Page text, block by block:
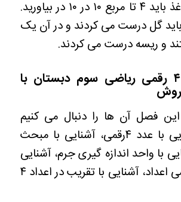
گفتیم با یک کاغذ باید ۴ تا مربع ۱۰ در ۱۰ در بیاورید.
باید گل درست می کردند و در آن یک
و ریسه درست می کردند.
آموزش اعدد ۴ رقمی ریاضی سوم دبستان با
فصل آن ها را دنبال می کنیم
عبارتند از: آشنایی با عدد ۴رقمی، آشنایی با مبحث
با واحد اندازه گیری جرم، آشنایی
با گسترده نویسی اعداد، آشنایی با تقریب در اعداد ۴